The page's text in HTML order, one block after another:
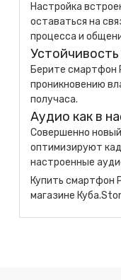
Настройка
оставаться на
процесса и
Берите смартфон
проникновению
получаса.
Аудио как в
Совершенно
оптимизируют
настроенные
Купить смартфон
магазине